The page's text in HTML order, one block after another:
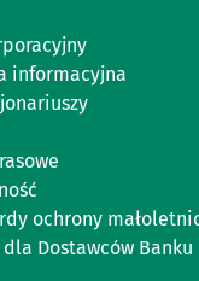
informacyjna
ochrony
Dostawców Banku